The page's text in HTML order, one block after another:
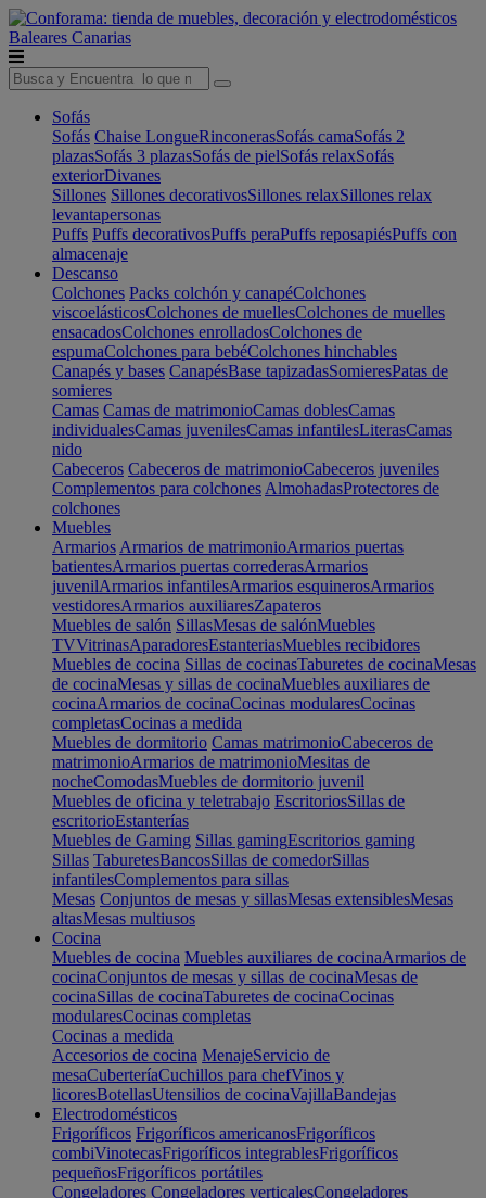
Baleares Canarias
Sofás
Sofás Chaise LongueRinconerasSofás camaSofás 2
plazasSofás 3 plazasSofás de pielSofás relaxSofás
exteriorDivanes
Sillones Sillones decorativosSillones relaxSillones relax
levantapersonas
Puffs Puffs decorativosPuffs peraPuffs reposapiésPuffs con
almacenaje
Descanso
Colchones Packs colchón y canapéColchones
viscoelásticosColchones de muellesColchones de muelles
ensacadosColchones enrolladosColchones de
espumaColchones para bebéColchones hinchables
Canapés y bases CanapésBase tapizadasSomieresPatas de
somieres
Camas Camas de matrimonioCamas doblesCamas
individualesCamas juvenilesCamas infantilesLiterasCamas
nido
Cabeceros Cabeceros de matrimonioCabeceros juveniles
Complementos para colchones AlmohadasProtectores de
colchones
Muebles
Armarios Armarios de matrimonioArmarios puertas
batientesArmarios puertas correderasArmarios
juvenilArmarios infantilesArmarios esquinerosArmarios
vestidoresArmarios auxiliaresZapateros
Muebles de salón SillasMesas de salónMuebles
TVVitrinasAparadoresEstanteriasMuebles recibidores
Muebles de cocina Sillas de cocinasTaburetes de cocinaMesas
de cocinaMesas y sillas de cocinaMuebles auxiliares de
cocinaArmarios de cocinaCocinas modularesCocinas
completasCocinas a medida
Muebles de dormitorio Camas matrimonioCabeceros de
matrimonioArmarios de matrimonioMesitas de
nocheComodasMuebles de dormitorio juvenil
Muebles de oficina y teletrabajo EscritoriosSillas de
escritorioEstanterías
Muebles de Gaming Sillas gamingEscritorios gaming
Sillas TaburetesBancosSillas de comedorSillas
infantilesComplementos para sillas
Mesas Conjuntos de mesas y sillasMesas extensiblesMesas
altasMesas multiusos
Cocina
Muebles de cocina Muebles auxiliares de cocinaArmarios de
cocinaConjuntos de mesas y sillas de cocinaMesas de
cocinaSillas de cocinaTaburetes de cocinaCocinas
modularesCocinas completas
Cocinas a medida
Accesorios de cocina MenajeServicio de
mesaCuberteríaCuchillos para chefVinos y
licoresBotellasUtensilios de cocinaVajillaBandejas
Electrodomésticos
Frigoríficos Frigoríficos americanosFrigoríficos
combiVinotecasFrigoríficos integrablesFrigoríficos
pequeñosFrigoríficos portátiles
Congeladores Congeladores verticalesCongeladores